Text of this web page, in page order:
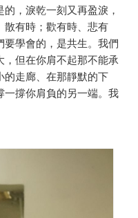
，淚乾一刻又再盈淚，
散有時；歡有時、悲有
學會的，是共生。我們
但在你肩不起那不能承
的走廊、在那靜默的下
一撐你肩負的另一端。我